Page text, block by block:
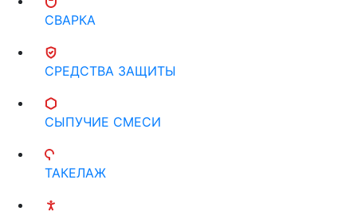
СВАРКА
СРЕДСТВА ЗАЩИТЫ
СЫПУЧИЕ СМЕСИ
ТАКЕЛАЖ